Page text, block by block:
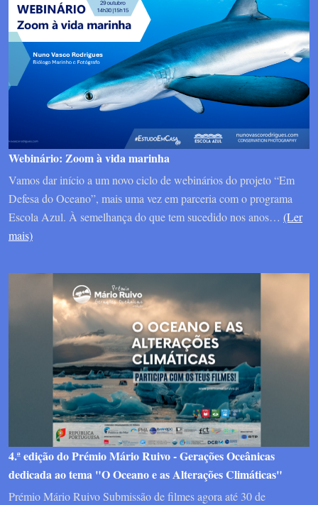
Webinário: Zoom à vida marinha
Vamos dar início a um novo ciclo de webinários do projeto “Em
Defesa do Oceano”, mais uma vez em parceria com o programa
Escola Azul. À semelhança do que tem sucedido nos anos… (Ler
mais)
4.ª edição do Prémio Mário Ruivo - Gerações Oceânicas
dedicada ao tema "O Oceano e as Alterações Climáticas"
Prémio Mário Ruivo Submissão de filmes agora até 30 de